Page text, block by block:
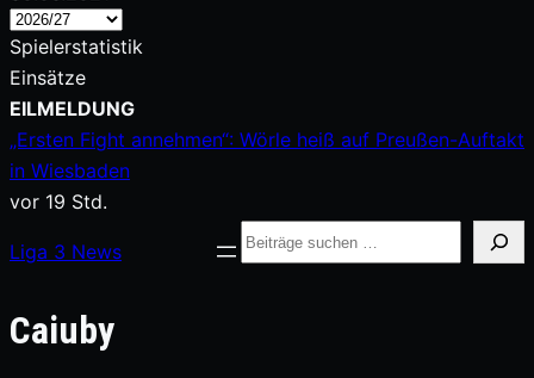
Spielerstatistik
Einsätze
Zum
Inhalt
springen
EILMELDUNG
„Ersten Fight annehmen“: Wörle heiß auf Preußen-Auftakt
in Wiesbaden
vor 19 Std.
Liga 3 News
Suche
Caiuby